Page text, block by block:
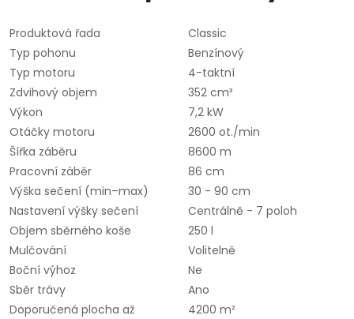
Produktová řada
Classic
Typ pohonu
Benzínový
Typ motoru
4-taktní
Zdvihový objem
352 cm³
Výkon
7,2 kW
Otáčky motoru
2600 ot./min
Šířka záběru
8600 m
Pracovní záběr
86 cm
Výška sečení (min–max)
30 - 90 cm
Nastavení výšky sečení
Centrálně - 7 poloh
Objem sběrného koše
250 l
Mulčování
Volitelně
Boční výhoz
Ne
Sběr trávy
Ano
Doporučená plocha až
4200 m²